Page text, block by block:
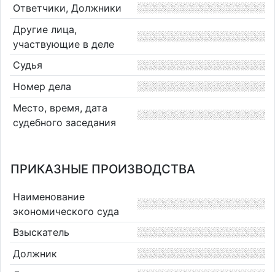
Ответчики, Должники
Другие лица,
участвующие в деле
Судья
Номер дела
Место, время, дата
судебного заседания
ПРИКАЗНЫЕ ПРОИЗВОДСТВА
Наименование
экономического суда
Взыскатель
Должник